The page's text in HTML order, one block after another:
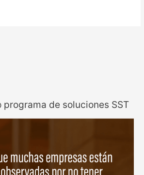
programa de soluciones SST